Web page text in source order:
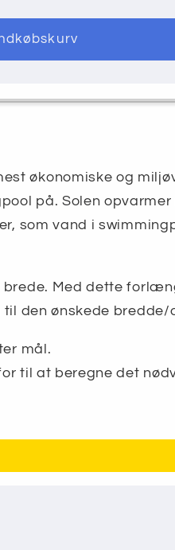
økonomiske og
på. Solen opvarmer
som vand i
brede. Med dette
den ønskede bredde/
mål.
til at beregne det